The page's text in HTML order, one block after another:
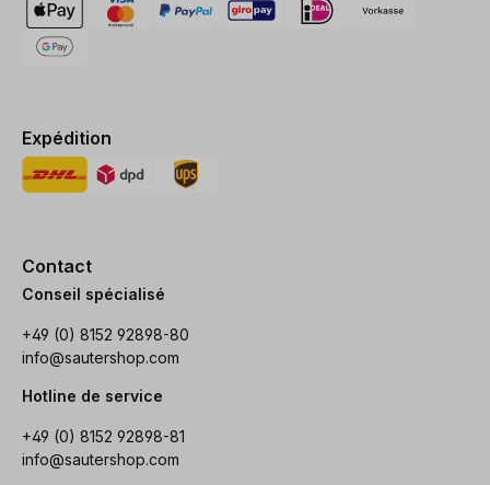
Expédition
Contact
Conseil spécialisé
+49 (0) 8152 92898-80
info@sautershop.com
Hotline de service
+49 (0) 8152 92898-81
info@sautershop.com